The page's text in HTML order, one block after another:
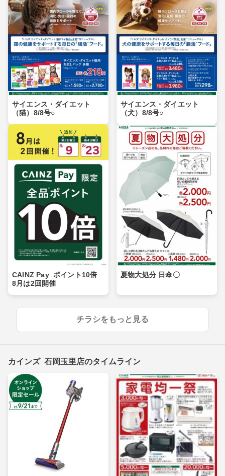
サイエンス・ダイエット
（猫）8/8号○
サイエンス・ダイエット
（犬）8/8号○
CAINZ Pay_ポイント10倍_
8月は2回開催
夏物大処分 日傘〇
チラシをもっと見る
カインズ 石岡玉里店のタイムライン